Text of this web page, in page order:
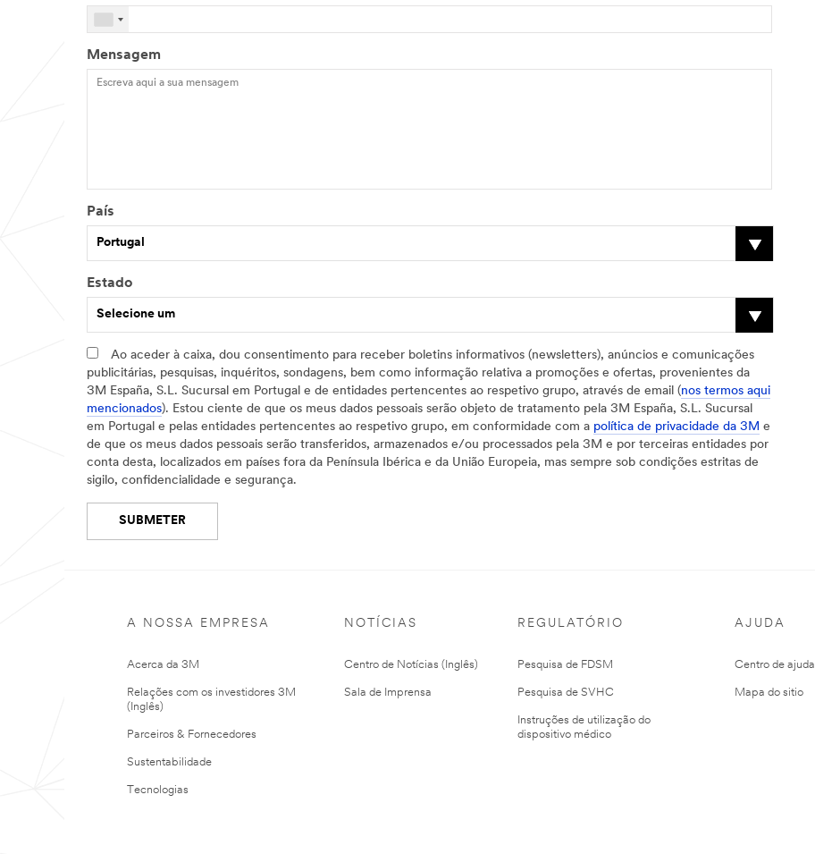
Mensagem
País
Portugal
Estado
Selecione um
Ao aceder à caixa, dou consentimento para receber boletins informativos (newsletters), anúncios e comunicações
publicitárias, pesquisas, inquéritos, sondagens, bem como informação relativa a promoções e ofertas, provenientes da
3M España, S.L. Sucursal em Portugal e de entidades pertencentes ao respetivo grupo, através de email (nos termos aqui
mencionados). Estou ciente de que os meus dados pessoais serão objeto de tratamento pela 3M España, S.L. Sucursal
em Portugal e pelas entidades pertencentes ao respetivo grupo, em conformidade com a política de privacidade da 3M e
de que os meus dados pessoais serão transferidos, armazenados e/ou processados pela 3M e por terceiras entidades por
conta desta, localizados em países fora da Península Ibérica e da União Europeia, mas sempre sob condições estritas de
sigilo, confidencialidade e segurança.
SUBMETER
Ocorreu
formulário
A NOSSA EMPRESA
Acerca da 3M
Relações com os investidores 3M
(Inglês)
Parceiros & Fornecedores
Sustentabilidade
Tecnologias
NOTÍCIAS
Centro de Notícias (Inglês)
Sala de Imprensa
REGULATÓRIO
Pesquisa de FDSM
Pesquisa de SVHC
Instruções de utilização do
dispositivo médico
AJUDA
Centro de ajuda
Mapa do sitio